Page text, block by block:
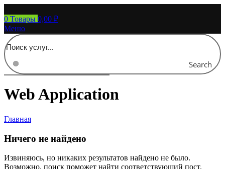
0 Товары 0,00 ₽
Меню
Search
Web Application
Главная
Ничего не найдено
Извиняюсь, но никаких результатов найдено не было.
Возможно, поиск поможет найти соответствующий пост.